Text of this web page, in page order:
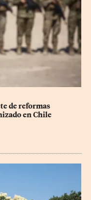
de reformas
en Chile